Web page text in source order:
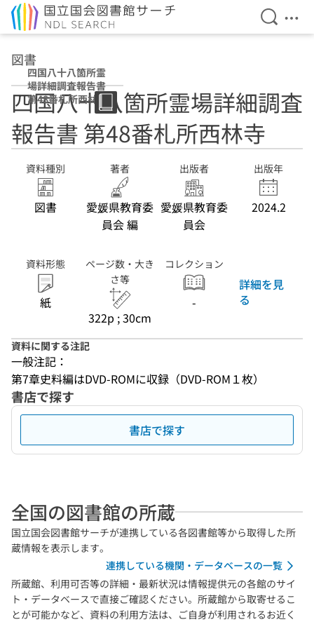
検索を
メ
図書
四国八十八箇所霊
場詳細調査報告書
第48番札所西林寺
四国八十八箇所霊場詳細調査
報告書 第48番札所西林寺
資料種別
図書
著者
愛媛県教育委
員会 編
出版者
愛媛県教育委
員会
出版年
2024.2
資料形態
紙
ページ数・大き
さ等
322p ; 30cm
コレクション
-
詳細を見
る
資料に関する注記
一般注記：
第7章史料編はDVD-ROMに収録（DVD-ROM１枚）
書店で探す
書店で探す
全国の図書館の所蔵
国立国会図書館サーチが連携している各図書館等から取得した所
蔵情報を表示します。
連携している機関・データベースの一覧
所蔵館、利用可否等の詳細・最新状況は情報提供元の各館のサイ
ト・データベースで直接ご確認ください。所蔵館から取寄せるこ
とが可能かなど、資料の利用方法は、ご自身が利用されるお近く